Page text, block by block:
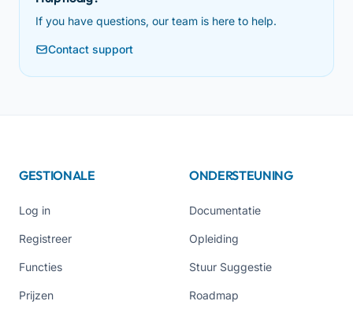
If you have questions, our team is here to help.
Contact support
GESTIONALE
Log in
Registreer
Functies
Prijzen
ONDERSTEUNING
Documentatie
Opleiding
Stuur Suggestie
Roadmap